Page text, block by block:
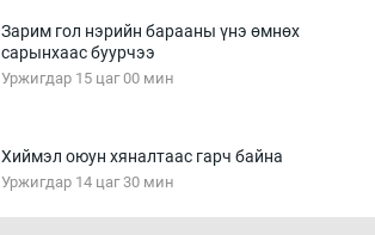
Зарим гол нэрийн барааны үнэ өмнөх
сарынхаас буурчээ
Уржигдар 15 цаг 00 мин
Хиймэл оюун хяналтаас гарч байна
Уржигдар 14 цаг 30 мин